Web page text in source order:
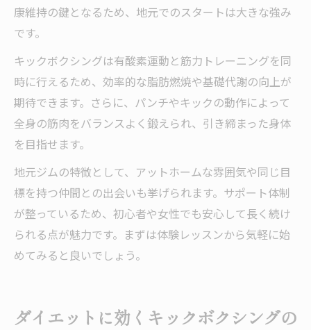
康維持の鍵となるため、地元でのスタートは大きな強み
です。
キックボクシングは有酸素運動と筋力トレーニングを同
時に行えるため、効率的な脂肪燃焼や基礎代謝の向上が
期待できます。さらに、パンチやキックの動作によって
全身の筋肉をバランスよく鍛えられ、引き締まった身体
を目指せます。
地元ジムの特徴として、アットホームな雰囲気や同じ目
標を持つ仲間との出会いも挙げられます。サポート体制
が整っているため、初心者や女性でも安心して長く続け
られる点が魅力です。まずは体験レッスンから気軽に始
めてみると良いでしょう。
ダイエットに効くキックボクシングの